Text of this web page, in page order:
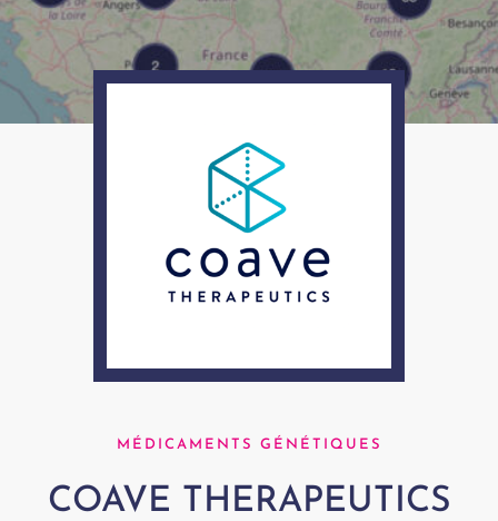
MÉDICAMENTS GÉNÉTIQUES
COAVE THERAPEUTICS